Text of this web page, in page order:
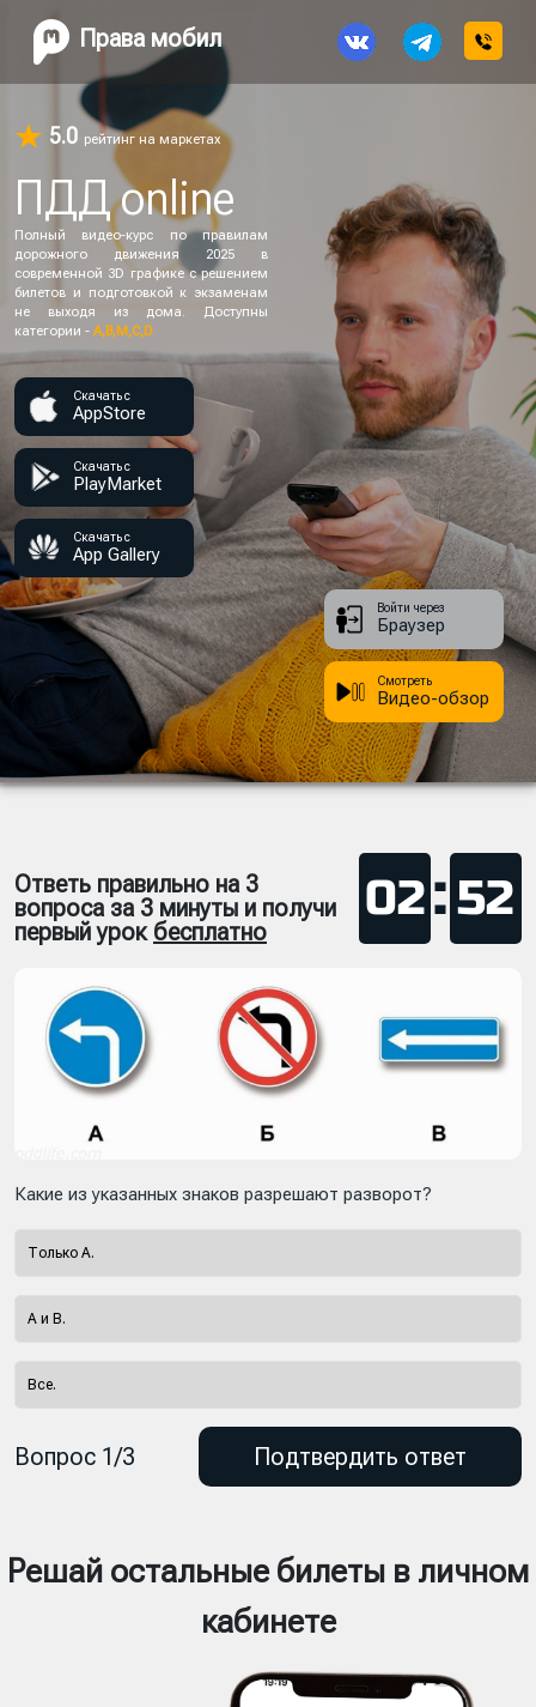
Права мобил
5.0 рейтинг на маркетах
ПДД online
Полный видео-курс по правилам
дорожного движения 2025 в
современной 3D графике с решением
билетов и подготовкой к экзаменам
не выходя из дома. Доступны
категории - А,В,М,C,D
Скачать с
AppStore
Скачать с
PlayMarket
Скачать с
App Gallery
Войти через
Браузер
Смотреть
Видео-обзор
Ответь правильно на 3
вопроса за 3 минуты и получи
первый урок бесплатно
02: 51
Какие из указанных знаков разрешают разворот?
Только А.
А и В.
Все.
Вопрос 1/3 Подтвердить ответ
Решай остальные билеты в личном
кабинете